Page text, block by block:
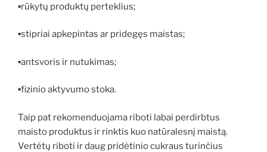
▪rūkytų produktų perteklius;
▪stipriai apkepintas ar pridegęs maistas;
▪antsvoris ir nutukimas;
▪fizinio aktyvumo stoka.
Taip pat rekomenduojama riboti labai perdirbtus
maisto produktus ir rinktis kuo natūralesnį maistą.
Vertėtų riboti ir daug pridėtinio cukraus turinčius